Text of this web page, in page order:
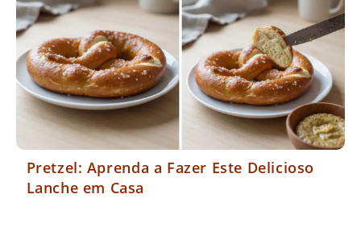
Pretzel: Aprenda a Fazer Este Delicioso
Lanche em Casa